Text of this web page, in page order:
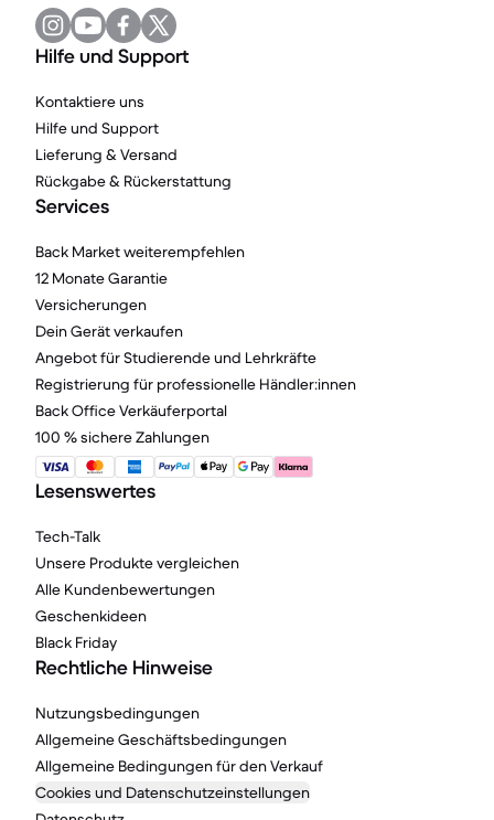
Hilfe und Support
Kontaktiere uns
Hilfe und Support
Lieferung & Versand
Rückgabe & Rückerstattung
Services
Back Market weiterempfehlen
12 Monate Garantie
Versicherungen
Dein Gerät verkaufen
Angebot für Studierende und Lehrkräfte
Registrierung für professionelle Händler:innen
Back Office Verkäuferportal
100 % sichere Zahlungen
Lesenswertes
Tech-Talk
Unsere Produkte vergleichen
Alle Kundenbewertungen
Geschenkideen
Black Friday
Rechtliche Hinweise
Nutzungsbedingungen
Allgemeine Geschäftsbedingungen
Allgemeine Bedingungen für den Verkauf
Cookies und Datenschutzeinstellungen